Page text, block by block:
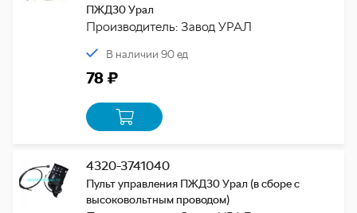
ПЖД30 Урал
Производитель: Завод УРАЛ
В наличии 90 ед
78 ₽
4320-3741040
Пульт управления ПЖД30 Урал (в сборе с
высоковольтным проводом)